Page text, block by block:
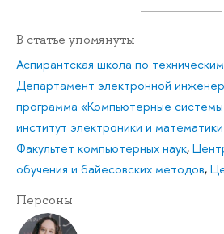
В статье упомянуты
Аспирантская школа по
Департамент электронной
программа «Компьютерные
институт электроники и
Факультет компьютерных наук,
обучения и байесовских методов,
Персоны